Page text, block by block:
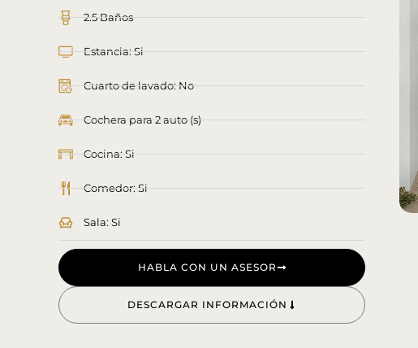
2.5 Baños
Estancia: Si
Cuarto de lavado: No
Cochera para 2 auto (s)
Cocina: Si
Comedor: Si
Sala: Si
HABLA CON UN ASESOR
DESCARGAR INFORMACIÓN